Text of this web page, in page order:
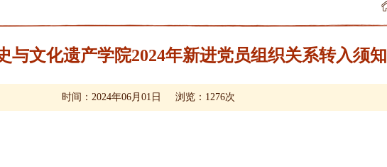
与文化遗产学院2024年新进党员组织关系转入须知
时间：2024年06月01日 浏览： 1276次